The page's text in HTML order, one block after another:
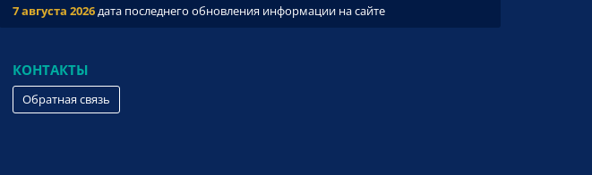
7 августа 2026дата последнего обновления информации на сайте
КОНТАКТЫ
Обратная связь